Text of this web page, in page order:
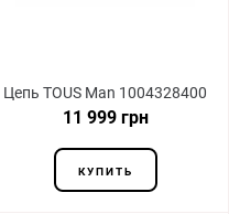
Цепь TOUS Man 1004328400
11 999 грн
КУПИТЬ